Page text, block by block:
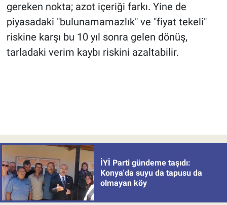
gereken nokta; azot içeriği farkı. Yine de
piyasadaki "bulunamamazlık" ve "fiyat tekeli"
riskine karşı bu 10 yıl sonra gelen dönüş,
tarladaki verim kaybı riskini azaltabilir.
İYİ Parti gündeme taşıdı:
Konya'da suyu da tapusu da
olmayan köy